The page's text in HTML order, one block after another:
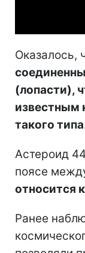
Оказалось,
(лопасти),
известным
такого типа
Астероид
поясе
относится
Ранее